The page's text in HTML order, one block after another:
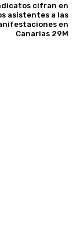
cifran en
asistentes a las
en
Canarias 29M